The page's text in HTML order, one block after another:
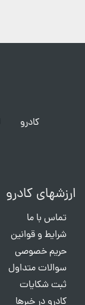
کادرو
ارزشهای کادرو
تماس با ما
شرایط و قوانین
حریم خصوصی
سوالات متداول
ثبت شکایات
کادرو در خبرها